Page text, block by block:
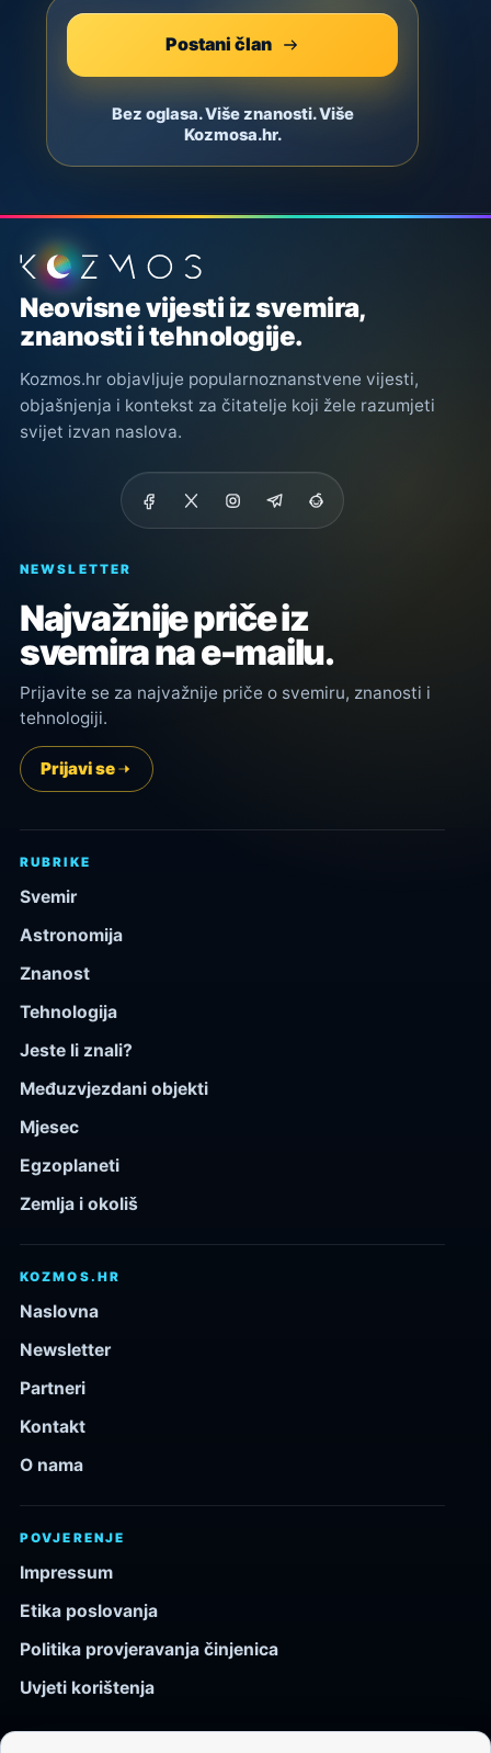
Postani član
Bez oglasa. Više znanosti. Više
Kozmosa.hr.
Podnožje stranice
Neovisne vijesti iz svemira,
znanosti i tehnologije.
Kozmos.hr objavljuje popularnoznanstvene vijesti,
objašnjenja i kontekst za čitatelje koji žele razumjeti
svijet izvan naslova.
NEWSLETTER
Najvažnije priče iz
svemira na e-mailu.
Prijavite se za najvažnije priče o svemiru, znanosti i
tehnologiji.
Prijavi se
RUBRIKE
Svemir
Astronomija
Znanost
Tehnologija
Jeste li znali?
Međuzvjezdani objekti
Mjesec
Egzoplaneti
Zemlja i okoliš
KOZMOS.HR
Naslovna
Newsletter
Partneri
Kontakt
O nama
POVJERENJE
Impressum
Etika poslovanja
Politika provjeravanja činjenica
Uvjeti korištenja